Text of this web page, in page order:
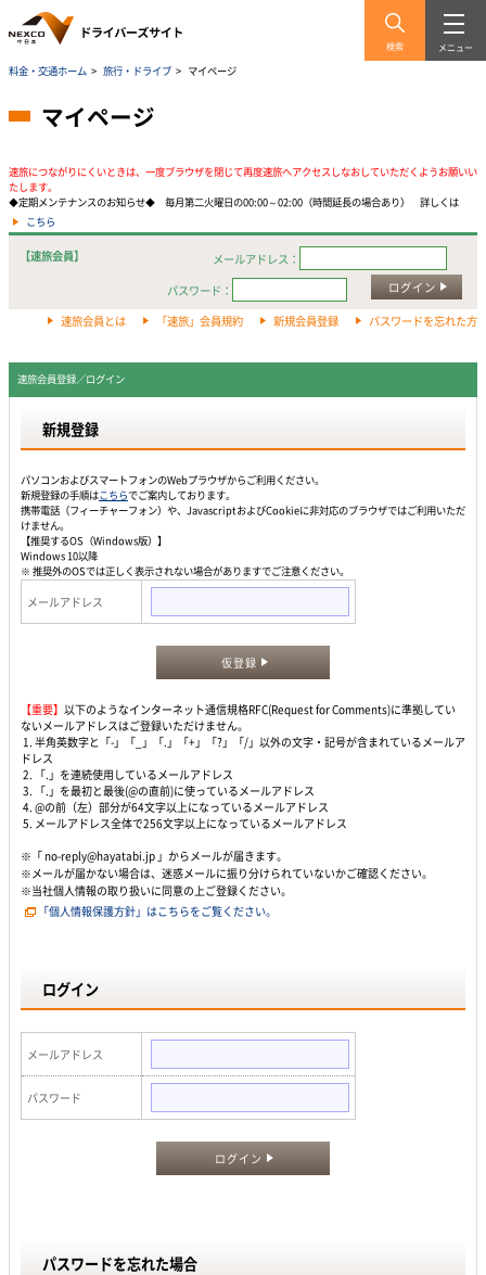
検索 メニュー
料金・交通ホーム > 旅行・ドライブ > マイページ
マイページ
速旅につながりにくいときは、一度ブラウザを閉じて再度速旅へアクセスしなおしていただくようお願いい
たします。
◆定期メンテナンスのお知らせ◆ 毎月第二火曜日の00:00～02:00（時間延長の場合あり） 詳しくは
こちら
【速旅会員】
メールアドレス：
パスワード：
ログイン
速旅会員とは 「速旅」会員規約 新規会員登録 パスワードを忘れた方
速旅会員登録／ログイン
新規登録
パソコンおよびスマートフォンのWebプラウザからご利用ください。
新規登録の手順はこちらでご案内しております。
携帯電話（フィーチャーフォン）や、JavascriptおよびCookieに非対応のブラウザではご利用いただ
けません。
【推奨するOS（Windows版）】
Windows 10以降
※ 推奨外のOSでは正しく表示されない場合がありますでご注意ください。
メールアドレス
仮登録
【重要】 以下のようなインターネット通信規格RFC(Request for Comments)に準拠してい
ないメールアドレスはご登録いただけません。
1. 半角英数字と「-」「_」「.」「+」「?」「/」以外の文字・記号が含まれているメールア
ドレス
2. 「.」を連続使用しているメールアドレス
3. 「.」を最初と最後(@の直前)に使っているメールアドレス
4. @の前（左）部分が64文字以上になっているメールアドレス
5. メールアドレス全体で256文字以上になっているメールアドレス
※「 no-reply@hayatabi.jp 」からメールが届きます。
※メールが届かない場合は、迷惑メールに振り分けられていないかご確認ください。
※当社個人情報の取り扱いに同意の上ご登録ください。
「個人情報保護方針」はこちらをご覧ください。
ログイン
メールアドレス
パスワード
ログイン
パスワードを忘れた場合